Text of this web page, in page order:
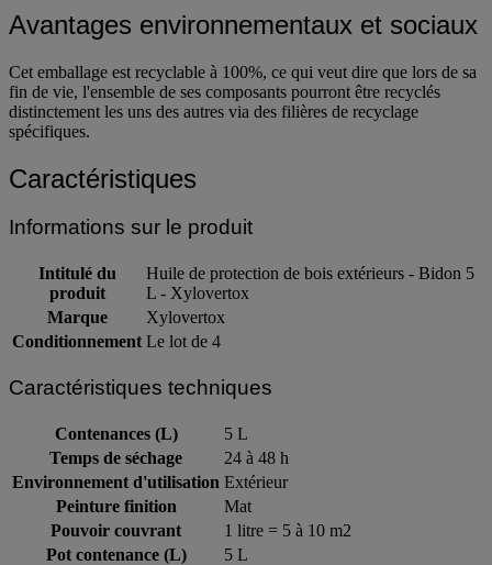
Avantages environnementaux et sociaux
Cet emballage est recyclable à 100%, ce qui veut dire que lors de sa
fin de vie, l'ensemble de ses composants pourront être recyclés
distinctement les uns des autres via des filières de recyclage
spécifiques.
Caractéristiques
Informations sur le produit
Intitulé du
produit
Huile de protection de bois extérieurs - Bidon 5
L - Xylovertox
Marque
Xylovertox
Conditionnement Le lot de 4
Caractéristiques techniques
Contenances (L)
5 L
Temps de séchage
24 à 48 h
Environnement d'utilisation Extérieur
Peinture finition
Mat
Pouvoir couvrant
1 litre = 5 à 10 m2
Pot contenance (L)
5 L